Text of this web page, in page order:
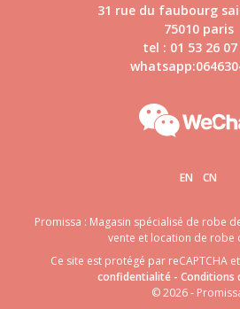
31 rue du faubourg
75010 paris
tel : 01 53 26 07
EN CN
Promissa : Magasin spécialisé de robe
vente et location de robe
Ce site est protégé par reCAPTCHA
confidentialité - Conditions
© 2026 -